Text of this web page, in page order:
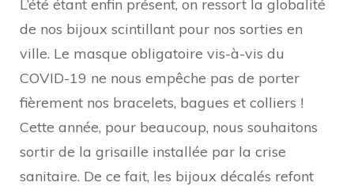
L’été étant enfin présent, on ressort la globalité
de nos bijoux scintillant pour nos sorties en
ville. Le masque obligatoire vis-à-vis du
COVID-19 ne nous empêche pas de porter
fièrement nos bracelets, bagues et colliers !
Cette année, pour beaucoup, nous souhaitons
sortir de la grisaille installée par la crise
sanitaire. De ce fait, les bijoux décalés refont